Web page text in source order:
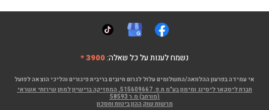
נשמח לענות על כל שאלה:3900 *
אי עמידה בפרעון ההלוואה/התשלומים עלול לגרום חיובים בריבית פיגורים והליכי הוצאה לפועל
חברת ליסקאר ליסינג ומימון בע"מ ח.פ. 515609667, המחזיקה ברישיון למתן שירותי אשראי
(מורחב) מ.ר 58593
מרשות שוק ההון ביטוח וחסכון